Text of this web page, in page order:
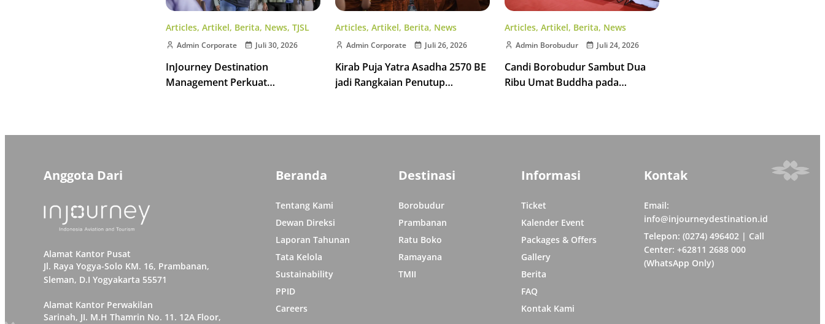
Articles, Artikel, Berita, News, TJSL
Admin Corporate Juli 30, 2026
InJourney Destination
Management Perkuat
Articles, Artikel, Berita, News
Admin Corporate Juli 26, 2026
Kirab Puja Yatra Asadha 2570 BE
jadi Rangkaian Penutup
Articles, Artikel, Berita, News
Admin Borobudur Juli 24, 2026
Candi Borobudur Sambut Dua
Ribu Umat Buddha pada
Anggota Dari
Alamat Kantor Pusat
Jl. Raya Yogya-Solo KM. 16, Prambanan,
Sleman, D.I Yogyakarta 55571
Alamat Kantor Perwakilan
Sarinah, JI. M.H Thamrin No. 11. 12A Floor,
Beranda
Tentang Kami
Dewan Direksi
Laporan Tahunan
Tata Kelola
Sustainability
PPID
Careers
Destinasi
Borobudur
Prambanan
Ratu Boko
Ramayana
TMII
Informasi
Ticket
Kalender Event
Packages & Offers
Gallery
Berita
FAQ
Kontak Kami
Kontak
Email:
info@injourneydestination.id
Telepon: (0274) 496402 | Call
Center: +62811 2688 000
(WhatsApp Only)